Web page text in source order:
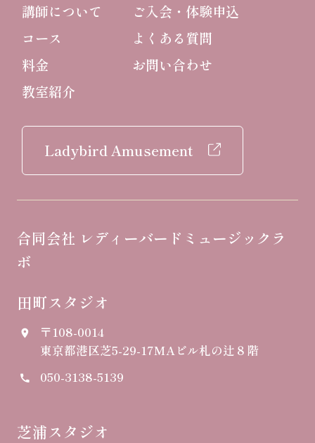
講師について
コース
料金
教室紹介
ご入会・体験申込
よくある質問
お問い合わせ
Ladybird Amusement
合同会社 レディーバードミュージックラ
ボ
田町スタジオ
place
〒108-0014
東京都港区芝5-29-17MAビル札の辻８階
call 050-3138-5139
芝浦スタジオ